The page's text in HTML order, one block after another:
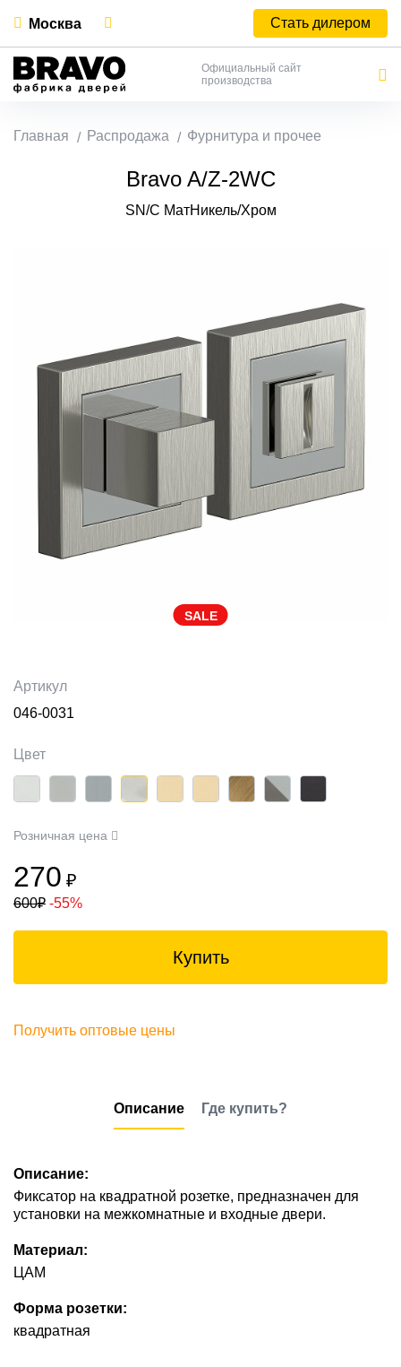
Москва Стать дилером
Официальный сайт
производства
Главная Распродажа Фурнитура и прочее
Bravo A/Z-2WC
SN/C МатНикель/Хром
SALE
Артикул
046-0031
Цвет
Розничная цена
270 ₽
600₽ -55%
Купить
Получить оптовые цены
Описание Где купить?
Описание:
Фиксатор на квадратной розетке, предназначен для
установки на межкомнатные и входные двери.
Материал:
ЦАМ
Форма розетки:
квадратная